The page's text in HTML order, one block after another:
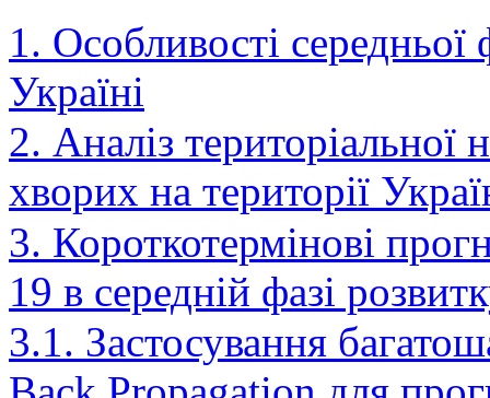
1. Особливості середньої
Україні
2. Аналіз територіальної
хворих на території
3. Короткотермінові
19 в середній фазі
3.1. Застосування